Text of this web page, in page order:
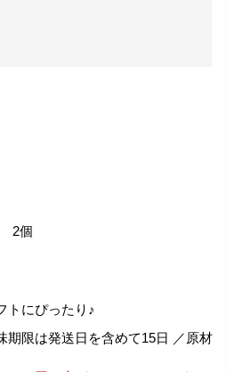
2個
トにぴったり♪
限は発送日を含めて15日 ／原材